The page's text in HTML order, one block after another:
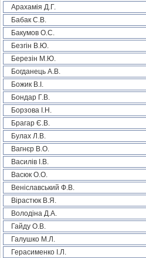
Арахамія Д.Г.
Бабак С.В.
Бакумов О.С.
Безгін В.Ю.
Березін М.Ю.
Богданець А.В.
Божик В.І.
Бондар Г.В.
Борзова І.Н.
Брагар Є.В.
Булах Л.В.
Вагнєр В.О.
Василів І.В.
Васюк О.О.
Веніславський Ф.В.
Вірастюк В.Я.
Володіна Д.А.
Гайду О.В.
Галушко М.Л.
Герасименко І.Л.